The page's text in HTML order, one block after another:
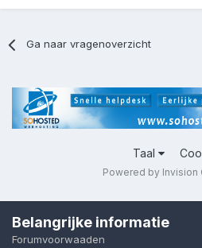
Ga naar vragenoverzicht
Taal
Powered by Invision
Belangrijke informatie
Forumvoorwaaden